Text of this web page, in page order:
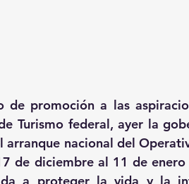
promoción a las
Turismo federal, ayer la
arranque nacional del
de diciembre al 11 de